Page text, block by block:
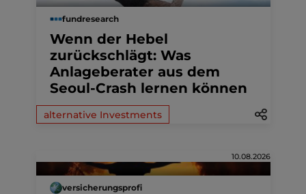
fundresearch
Wenn der Hebel
zurückschlägt: Was
Anlageberater aus dem
Seoul-Crash lernen können
alternative Investments
10.08.2026
versicherungsprofi